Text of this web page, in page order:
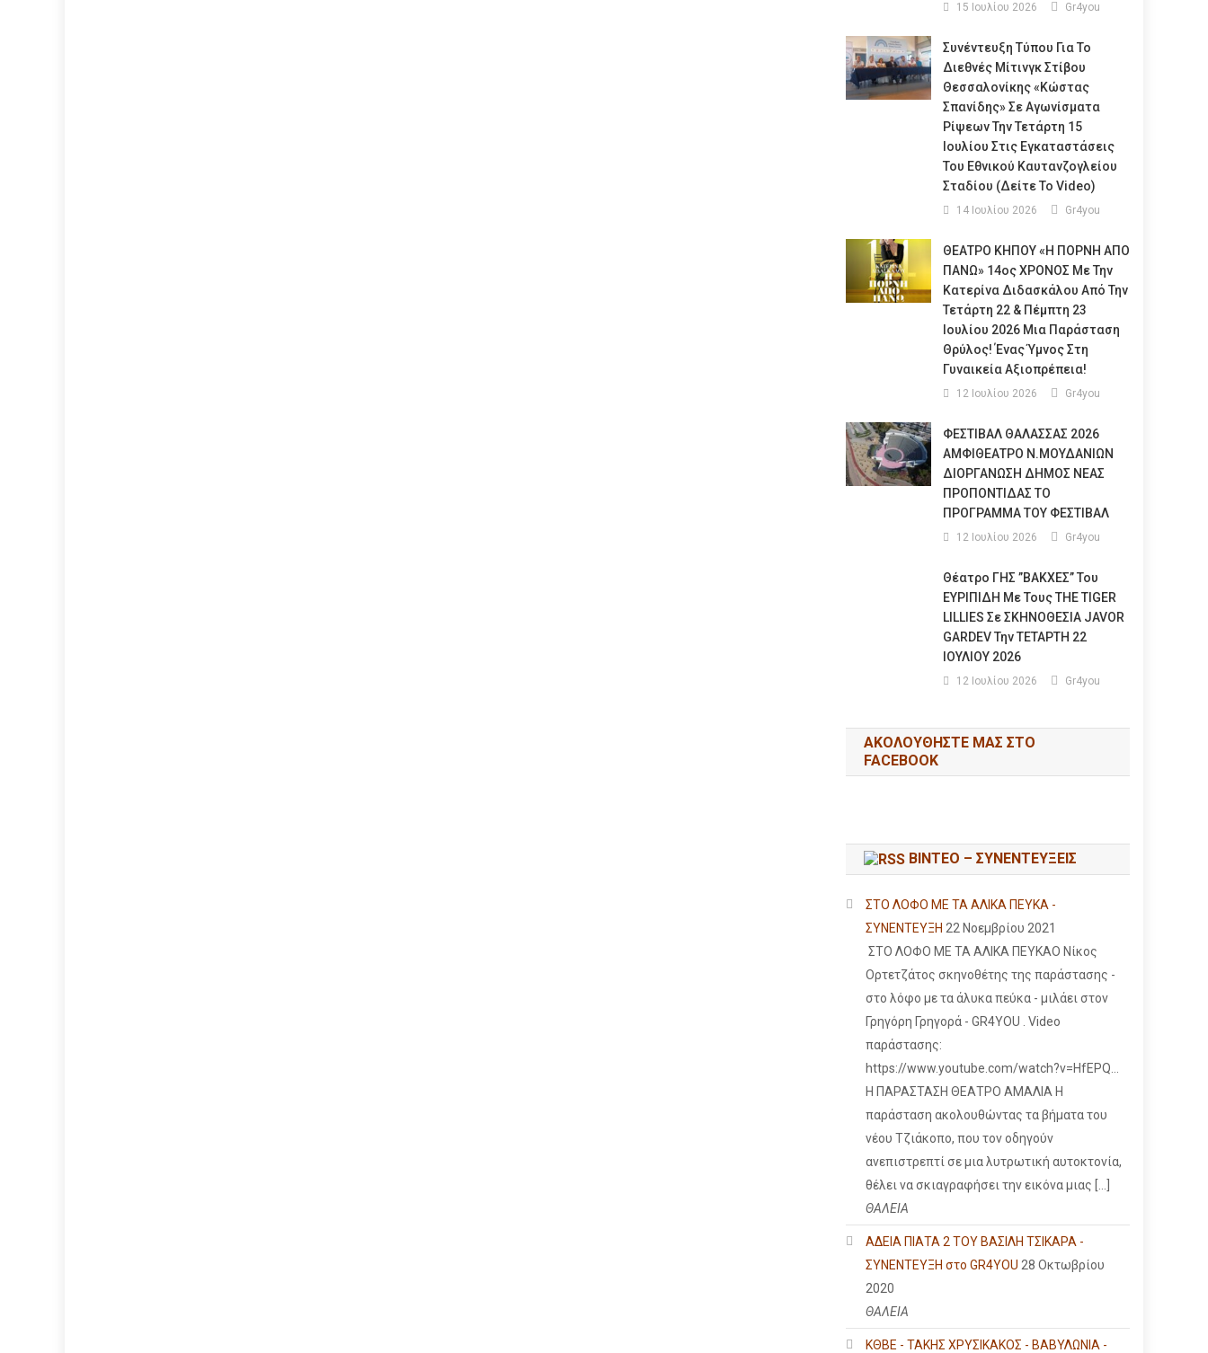
15 Ιουλίου 2026 Gr4you
Συνέντευξη Τύπου Για Το
Διεθνές Μίτινγκ Στίβου
Θεσσαλονίκης «Κώστας
Σπανίδης» Σε Αγωνίσματα
Ρίψεων Την Τετάρτη 15
Ιουλίου Στις Εγκαταστάσεις
Του Εθνικού Καυτανζογλείου
Σταδίου (Δείτε Το Video)
14 Ιουλίου 2026 Gr4you
ΘΕΑΤΡΟ ΚΗΠΟΥ «Η ΠΟΡΝΗ ΑΠΟ
ΠΑΝΩ» 14ος ΧΡΟΝΟΣ Με Την
Κατερίνα Διδασκάλου Από Την
Τετάρτη 22 & Πέμπτη 23
Ιουλίου 2026 Μια Παράσταση
Θρύλος! Ένας Ύμνος Στη
Γυναικεία Αξιοπρέπεια!
12 Ιουλίου 2026 Gr4you
ΦΕΣΤΙΒΑΛ ΘΑΛΑΣΣΑΣ 2026
ΑΜΦΙΘΕΑΤΡΟ Ν.ΜΟΥΔΑΝΙΩΝ
ΔΙΟΡΓΑΝΩΣΗ ΔΗΜΟΣ ΝΕΑΣ
ΠΡΟΠΟΝΤΙΔΑΣ ΤΟ
ΠΡΟΓΡΑΜΜΑ ΤΟΥ ΦΕΣΤΙΒΑΛ
12 Ιουλίου 2026 Gr4you
Θέατρο ΓΗΣ ”ΒΑΚΧΕΣ” Του
ΕΥΡΙΠΙΔΗ Με Τους THE TIGER
LILLIES Σε ΣΚΗΝΟΘΕΣΙΑ JAVOR
GARDEV Την ΤΕΤΑΡΤΗ 22
ΙΟΥΛΙΟΥ 2026
12 Ιουλίου 2026 Gr4you
ΑΚΟΛΟΥΘΉΣΤΕ ΜΑΣ ΣΤΟ
FACEBOOK
ΒΙΝΤΕΟ – ΣΥΝΕΝΤΕΥΞΕΙΣ
ΣΤΟ ΛΟΦΟ ΜΕ ΤΑ ΑΛΙΚΑ ΠΕΥΚΑ -
ΣΥΝΕΝΤΕΥΞΗ 22 Νοεμβρίου 2021
ΣΤΟ ΛΟΦΟ ΜΕ ΤΑ ΑΛΙΚΑ ΠΕΥΚΑΟ Νίκος
Ορτετζάτος σκηνοθέτης της παράστασης -
στο λόφο με τα άλυκα πεύκα - μιλάει στον
Γρηγόρη Γρηγορά - GR4YOU . Video
παράστασης:
https://www.youtube.com/watch?v=HfEPQ...
Η ΠΑΡΑΣΤΑΣΗ ΘΕΑΤΡΟ ΑΜΑΛΙΑ Η
παράσταση ακολουθώντας τα βήματα του
νέου Τζιάκοπο, που τον οδηγούν
ανεπιστρεπτί σε μια λυτρωτική αυτοκτονία,
θέλει να σκιαγραφήσει την εικόνα μιας […]
ΘΑΛΕΙΑ
ΑΔΕΙΑ ΠΙΑΤΑ 2 ΤΟΥ ΒΑΣΙΛΗ ΤΣΙΚΑΡΑ -
ΣΥΝΕΝΤΕΥΞΗ στο GR4YOU 28 Οκτωβρίου
2020
ΘΑΛΕΙΑ
ΚΘΒΕ - ΤΑΚΗΣ ΧΡΥΣΙΚΑΚΟΣ - ΒΑΒΥΛΩΝΙΑ -